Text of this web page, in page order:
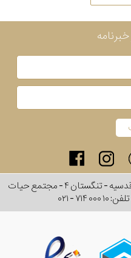
آدرس: تهران - خ پاسداران - رو به روی اقدسیه - تنگستان ۴ - مجتمع حیات
تلفن:۰۲۱ - ۷۱۴ ۰۰۰ ۱۰